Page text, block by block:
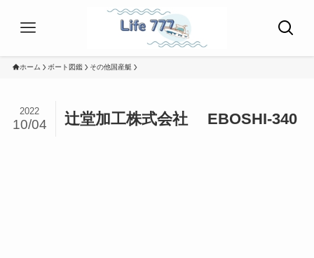
ホーム ボート図鑑 その他国産艇
辻堂加工株式会社 EBOSHI-340
2022
10/04